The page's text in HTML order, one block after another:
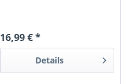
16,99 € *
Details